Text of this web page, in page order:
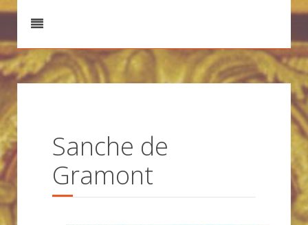
Sanche de
Gramont